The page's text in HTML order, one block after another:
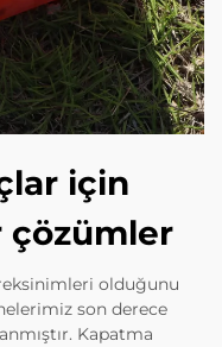
için
olduğunu
son derece
Kapatma